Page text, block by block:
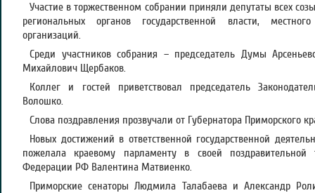
Участие в торжественном собрании приняли депутаты всех
региональных органов государственной власти,
организаций.
Среди участников собрания – председатель Думы
Михайлович Щербаков.
Коллег и гостей приветствовал председатель
Волошко.
Слова поздравления прозвучали от Губернатора Приморского
Новых достижений в ответственной государственной
пожелала краевому парламенту в своей поздравительной
Федерации РФ Валентина Матвиенко.
Приморские сенаторы Людмила Талабаева и Александр